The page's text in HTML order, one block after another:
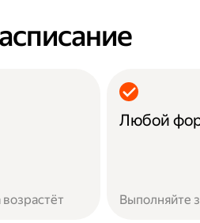
Любой
Выполняйте